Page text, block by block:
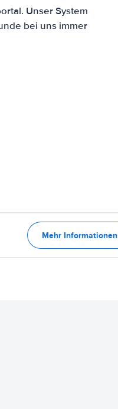
Unser System
bei uns immer
Mehr Informationen